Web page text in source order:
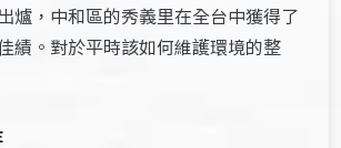
爐，中和區的秀義里在全台中獲得了
績。對於平時該如何維護環境的整